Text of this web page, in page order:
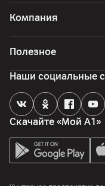
Компания
Полезное
Скачайте «Мой А1»
Наши социальные